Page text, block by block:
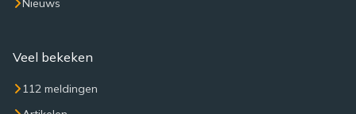
Nieuws
Veel bekeken
112 meldingen